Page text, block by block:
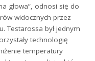
głowa”, odnosi się do
widocznych przez
Testarossa był jednym
technologię
temperatury